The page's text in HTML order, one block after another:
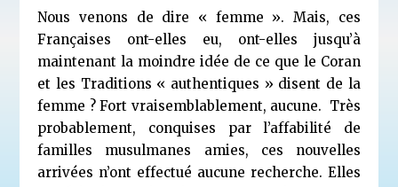
Nous venons de dire « femme ». Mais, ces
Françaises ont-elles eu, ont-elles jusqu’à
maintenant la moindre idée de ce que le Coran
et les Traditions « authentiques » disent de la
femme ? Fort vraisemblablement, aucune. Très
probablement, conquises par l’affabilité de
familles musulmanes amies, ces nouvelles
arrivées n’ont effectué aucune recherche. Elles